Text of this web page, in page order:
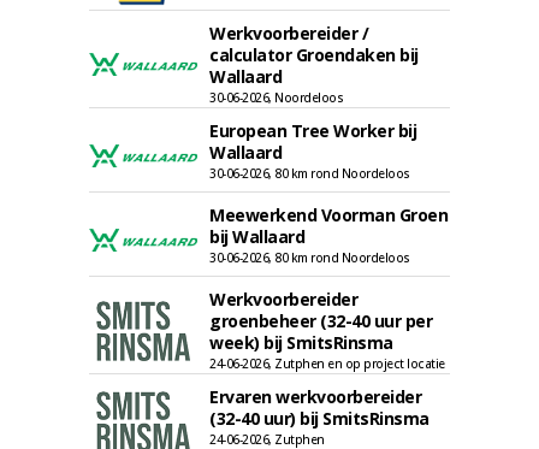
Werkvoorbereider /
calculator Groendaken bij
Wallaard
30-06-2026, Noordeloos
European Tree Worker bij
Wallaard
30-06-2026, 80 km rond Noordeloos
Meewerkend Voorman Groen
bij Wallaard
30-06-2026, 80 km rond Noordeloos
Werkvoorbereider
groenbeheer (32-40 uur per
week) bij SmitsRinsma
24-06-2026, Zutphen en op project locatie
Ervaren werkvoorbereider
(32-40 uur) bij SmitsRinsma
24-06-2026, Zutphen